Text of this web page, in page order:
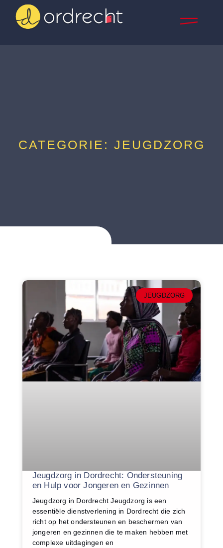
CATEGORIE: JEUGDZORG
JEUGDZORG
Jeugdzorg in Dordrecht: Ondersteuning
en Hulp voor Jongeren en Gezinnen
Jeugdzorg in Dordrecht Jeugdzorg is een
essentiële dienstverlening in Dordrecht die zich
richt op het ondersteunen en beschermen van
jongeren en gezinnen die te maken hebben met
complexe uitdagingen en